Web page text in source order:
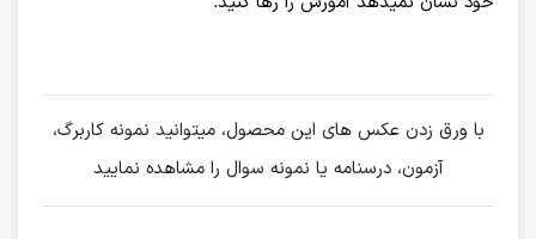
با ورق زدن عکس های این محصول، میتوانید نمونه کاربرگ،
آزمون، درسنامه یا نمونه سوال را مشاهده نمایید